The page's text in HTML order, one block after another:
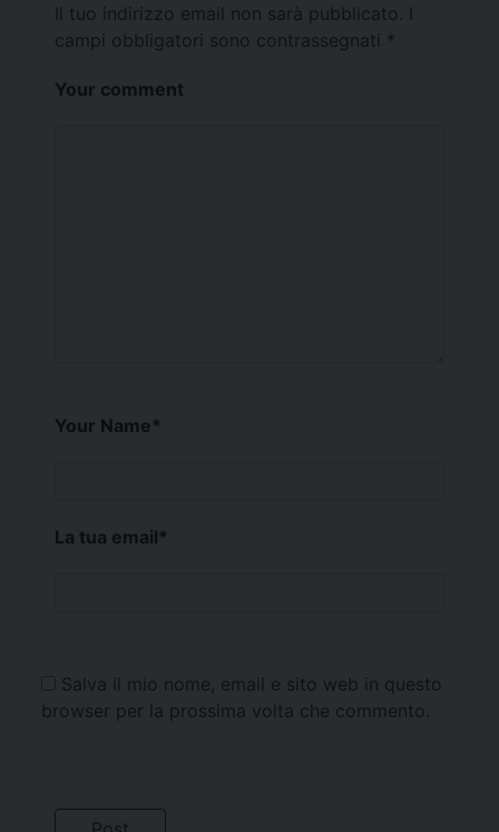
Il tuo indirizzo email non sarà pubblicato.
campi obbligatori sono contrassegnati *
Your comment
Your Name*
La tua email*
Salva il mio nome, email e sito web in questo
browser per la prossima volta che commento.